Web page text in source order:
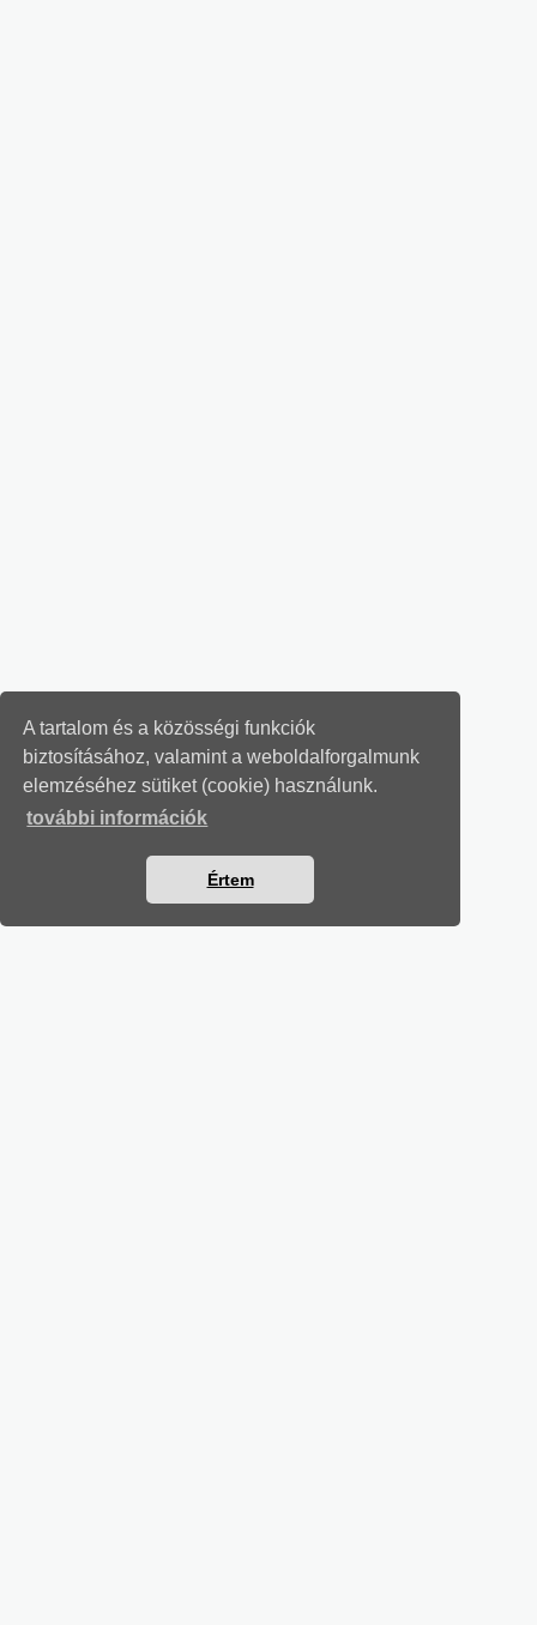
A tartalom és a közösségi funkciók
biztosításához, valamint a weboldalforgalmunk
elemzéséhez sütiket (cookie) használunk.
további információk
Értem